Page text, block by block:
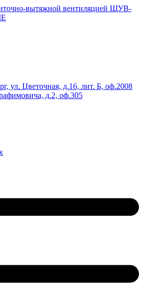
ул. Цветочная, д.16, лит. Б, оф.2008
д.2, оф.305